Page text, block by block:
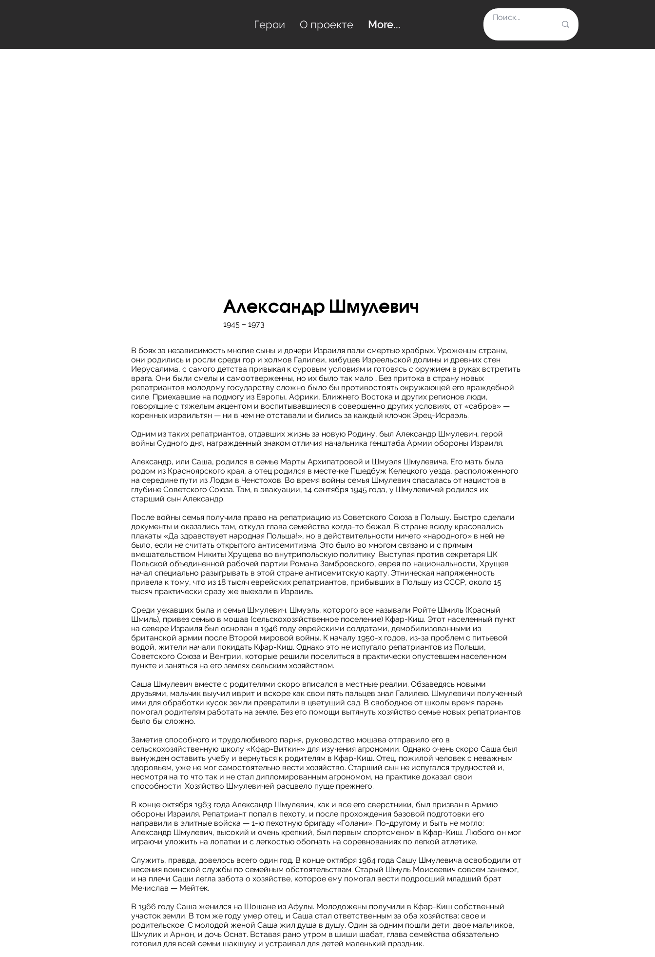
Герои О проекте More...
Александр Шмулевич
1945 – 1973
В боях за независимость многие сыны и дочери Израиля пали смертью храбрых. Уроженцы страны,
они родились и росли среди гор и холмов Галилеи, кибуцев Изреельской долины и древних стен
Иерусалима, с самого детства привыкая к суровым условиям и готовясь с оружием в руках встретить
врага. Они были смелы и самоотверженны, но их было так мало… Без притока в страну новых
репатриантов молодому государству сложно было бы противостоять окружающей его враждебной
силе. Приехавшие на подмогу из Европы, Африки, Ближнего Востока и других регионов люди,
говорящие с тяжелым акцентом и воспитывавшиеся в совершенно других условиях, от «сабров» —
коренных израильтян — ни в чем не отставали и бились за каждый клочок Эрец-Исраэль.
Одним из таких репатриантов, отдавших жизнь за новую Родину, был Александр Шмулевич, герой
войны Судного дня, награжденный знаком отличия начальника генштаба Армии обороны Израиля.
Александр, или Саша, родился в семье Марты Архипатровой и Шмуэля Шмулевича. Его мать была
родом из Красноярского края, а отец родился в местечке Пшедбуж Келецкого уезда, расположенного
на середине пути из Лодзи в Ченстохов. Во время войны семья Шмулевич спасалась от нацистов в
глубине Советского Союза. Там, в эвакуации, 14 сентября 1945 года, у Шмулевичей родился их
старший сын Александр.
После войны семья получила право на репатриацию из Советского Союза в Польшу. Быстро сделали
документы и оказались там, откуда глава семейства когда-то бежал. В стране всюду красовались
плакаты «Да здравствует народная Польша!», но в действительности ничего «народного» в ней не
было, если не считать открытого антисемитизма. Это было во многом связано и с прямым
вмешательством Никиты Хрущева во внутрипольскую политику. Выступая против секретаря ЦК
Польской объединенной рабочей партии Романа Замбровского, еврея по национальности, Хрущев
начал специально разыгрывать в этой стране антисемитскую карту. Этническая напряженность
привела к тому, что из 18 тысяч еврейских репатриантов, прибывших в Польшу из СССР, около 15
тысяч практически сразу же выехали в Израиль.
Среди уехавших была и семья Шмулевич. Шмуэль, которого все называли Ройте Шмиль (Красный
Шмиль), привез семью в мошав (сельскохозяйственное поселение) Кфар-Киш. Этот населенный пункт
на севере Израиля был основан в 1946 году еврейскими солдатами, демобилизованными из
британской армии после Второй мировой войны. К началу 1950-х годов, из-за проблем с питьевой
водой, жители начали покидать Кфар-Киш. Однако это не испугало репатриантов из Польши,
Советского Союза и Венгрии, которые решили поселиться в практически опустевшем населенном
пункте и заняться на его землях сельским хозяйством.
Саша Шмулевич вместе с родителями скоро вписался в местные реалии. Обзаведясь новыми
друзьями, мальчик выучил иврит и вскоре как свои пять пальцев знал Галилею. Шмулевичи полученный
ими для обработки кусок земли превратили в цветущий сад. В свободное от школы время парень
помогал родителям работать на земле. Без его помощи вытянуть хозяйство семье новых репатриантов
было бы сложно.
Заметив способного и трудолюбивого парня, руководство мошава отправило его в
сельскохозяйственную школу «Кфар-Виткин» для изучения агрономии. Однако очень скоро Саша был
вынужден оставить учебу и вернуться к родителям в Кфар-Киш. Отец, пожилой человек с неважным
здоровьем, уже не мог самостоятельно вести хозяйство. Старший сын не испугался трудностей и,
несмотря на то что так и не стал дипломированным агрономом, на практике доказал свои
способности. Хозяйство Шмулевичей расцвело пуще прежнего.
В конце октября 1963 года Александр Шмулевич, как и все его сверстники, был призван в Армию
обороны Израиля. Репатриант попал в пехоту, и после прохождения базовой подготовки его
направили в элитные войска — 1-ю пехотную бригаду «Голани». По-другому и быть не могло:
Александр Шмулевич, высокий и очень крепкий, был первым спортсменом в Кфар-Киш. Любого он мог
играючи уложить на лопатки и с легкостью обогнать на соревнованиях по легкой атлетике.
Служить, правда, довелось всего один год. В конце октября 1964 года Сашу Шмулевича освободили от
несения воинской службы по семейным обстоятельствам. Старый Шмуль Моисеевич совсем занемог,
и на плечи Саши легла забота о хозяйстве, которое ему помогал вести подросший младший брат
Мечислав — Мейтек.
В 1966 году Саша женился на Шошане из Афулы. Молодожены получили в Кфар-Киш собственный
участок земли. В том же году умер отец, и Саша стал ответственным за оба хозяйства: свое и
родительское. С молодой женой Саша жил душа в душу. Один за одним пошли дети: двое мальчиков,
Шмулик и Арнон, и дочь Оснат. Вставая рано утром в шиши шабат, глава семейства обязательно
готовил для всей семьи шакшуку и устраивал для детей маленький праздник.